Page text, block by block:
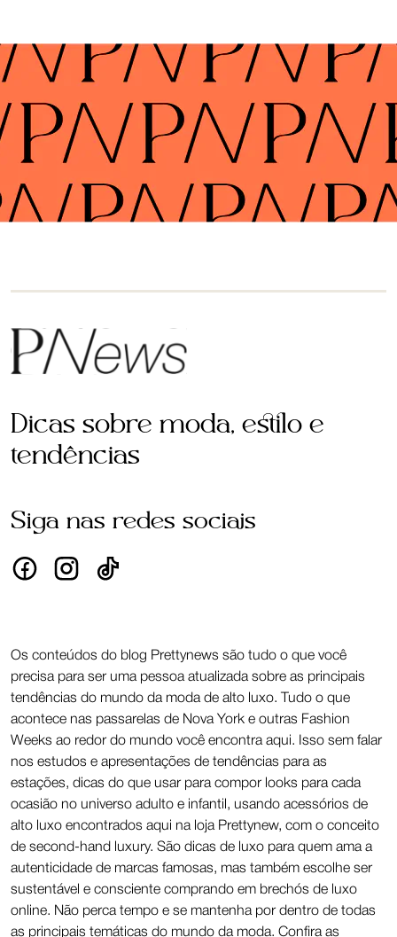
Dicas sobre moda, estilo e
tendências
Siga nas redes sociais
Os conteúdos do blog Prettynews são tudo o que você
precisa para ser uma pessoa atualizada sobre as principais
tendências do mundo da moda de alto luxo. Tudo o que
acontece nas passarelas de Nova York e outras Fashion
Weeks ao redor do mundo você encontra aqui. Isso sem falar
nos estudos e apresentações de tendências para as
estações, dicas do que usar para compor looks para cada
ocasião no universo adulto e infantil, usando acessórios de
alto luxo encontrados aqui na loja Prettynew, com o conceito
de second-hand luxury. São dicas de luxo para quem ama a
autenticidade de marcas famosas, mas também escolhe ser
sustentável e consciente comprando em brechós de luxo
online. Não perca tempo e se mantenha por dentro de todas
as principais temáticas do mundo da moda. Confira as